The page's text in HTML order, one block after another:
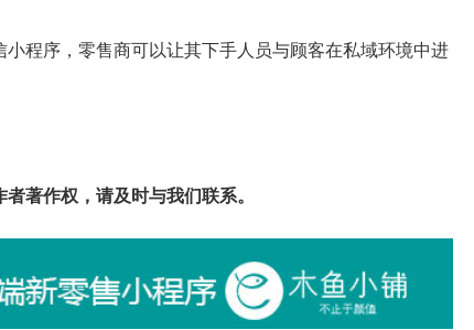
程序，零售商可以让其下手人员与顾客在私域环境中进
著作权，请及时与我们联系。